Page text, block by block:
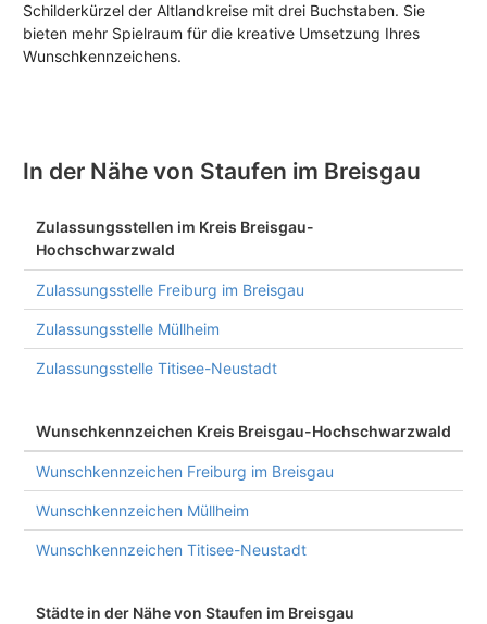
Schilderkürzel der Altlandkreise mit drei Buchstaben. Sie
bieten mehr Spielraum für die kreative Umsetzung Ihres
Wunschkennzeichens.
In der Nähe von Staufen im Breisgau
Zulassungsstellen im Kreis Breisgau-
Hochschwarzwald
Zulassungsstelle Freiburg im Breisgau
Zulassungsstelle Müllheim
Zulassungsstelle Titisee-Neustadt
Wunschkennzeichen Kreis Breisgau-Hochschwarzwald
Wunschkennzeichen Freiburg im Breisgau
Wunschkennzeichen Müllheim
Wunschkennzeichen Titisee-Neustadt
Städte in der Nähe von Staufen im Breisgau